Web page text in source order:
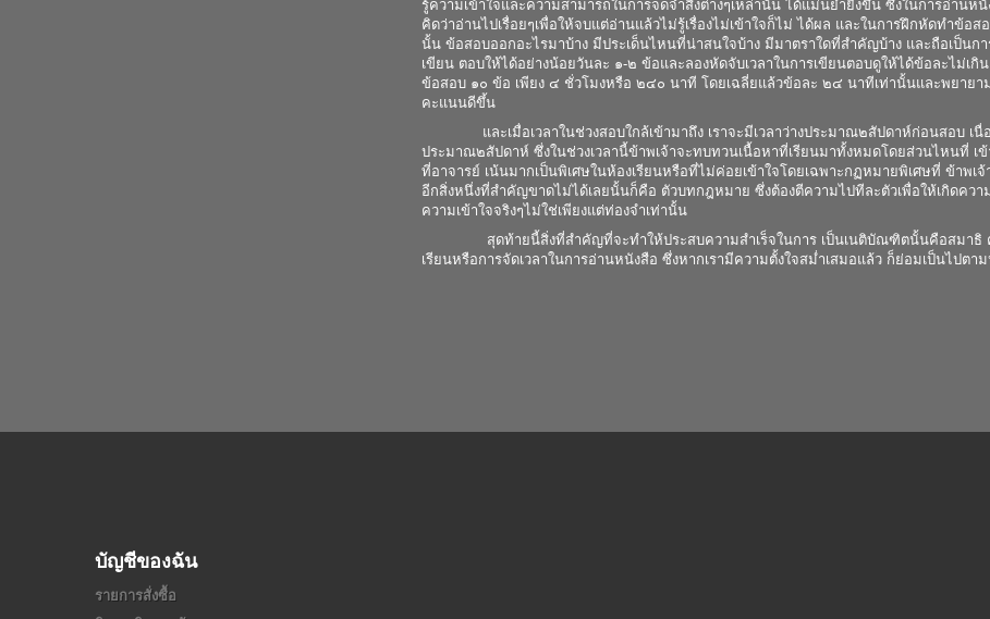
รู้ความเข้าใจและความสามารถในการจดจำสิ่งต่างๆเหล่านั้น ได้แม่นยำยิ่งขึ้น ซึ่งในการอ่านห
คิดว่าอ่านไปเรื่อยๆเพื่อให้จบแต่อ่านแล้วไม่รู้เรื่องไม่เข้าใจก็ไม่ ได้ผล และในการฝึกหัดทำข้อ
นั้น ข้อสอบออกอะไรมาบ้าง มีประเด็นไหนที่น่าสนใจบ้าง มีมาตราใดที่สำคัญบ้าง และถือเป็นก
เขียน ตอบให้ได้อย่างน้อยวันละ ๑-๒ ข้อและลองหัดจับเวลาในการเขียนตอบดูให้ได้ข้อละไม่เ
ข้อสอบ ๑๐ ข้อ เพียง ๔ ชั่วโมงหรือ ๒๔๐ นาที โดยเฉลี่ยแล้วข้อละ ๒๔ นาทีเท่านั้นและพยาย
คะแนนดีขึ้น
และเมื่อเวลาในช่วงสอบใกล้เข้ามาถึง เราจะมีเวลาว่างประมาณ๒สัปดาห์ก่อนสอบ เนื่อ
ประมาณ๒สัปดาห์ ซึ่งในช่วงเวลานี้ข้าพเจ้าจะทบทวนเนื้อหาที่เรียนมาทั้งหมดโดยส่วนไหนที่
ที่อาจารย์ เน้นมากเป็นพิเศษในห้องเรียนหรือที่ไม่ค่อยเข้าใจโดยเฉพาะกฏหมายพิเศษที่ ข้าพ
อีกสิ่งหนึ่งที่สำคัญขาดไม่ได้เลยนั้นก็คือ ตัวบทกฎหมาย ซึ่งต้องตีความไปทีละตัวเพื่อให้เกิดควา
ความเข้าใจจริงๆไม่ใช่เพียงแต่ท่องจำเท่านั้น
สุดท้ายนี้สิ่งที่สำคัญที่จะทำให้ประสบความสำเร็จในการ เป็นเนติบัณฑิตนั้นคือสมาธิ ควา
เรียนหรือการจัดเวลาในการอ่านหนังสือ ซึ่งหากเรามีความตั้งใจสม่ำเสมอแล้ว ก็ย่อมเป็นไปต
บัญชีของฉัน
รายการสั่งซื้อ